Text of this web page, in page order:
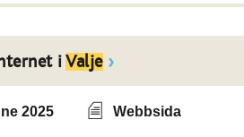
i Valje
2025 Webbsida